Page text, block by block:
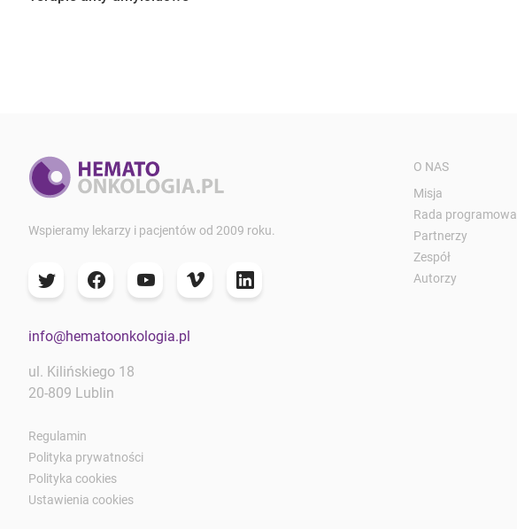
Wspieramy lekarzy i pacjentów od 2009 roku.
info@hematoonkologia.pl
ul. Kilińskiego 18
20-809 Lublin
Regulamin
Polityka prywatności
Polityka cookies
Ustawienia cookies
O NAS
Misja
Rada programowa
Partnerzy
Zespół
Autorzy